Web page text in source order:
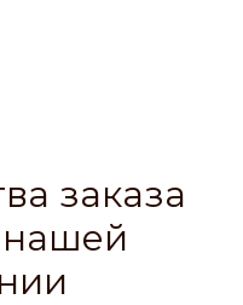
заказа